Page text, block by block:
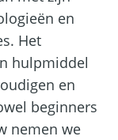
en
Het
hulpmiddel
en
beginners
nemen we